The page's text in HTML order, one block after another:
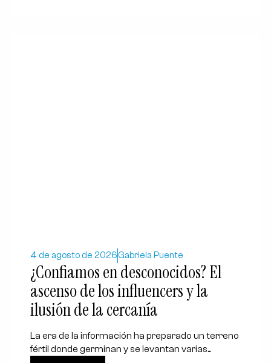
4 de agosto de 2026Gabriela Puente
¿Confiamos en desconocidos? El
ascenso de los influencers y la
ilusión de la cercanía
La era de la información ha preparado un terreno
fértil donde germinan y se levantan varias...